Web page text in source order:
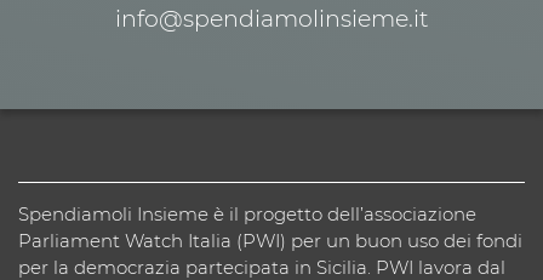
info@spendiamolinsieme.it
Spendiamoli Insieme è il progetto dell’associazione
Parliament Watch Italia (PWI) per un buon uso dei fondi
per la democrazia partecipata in Sicilia. PWI lavora dal